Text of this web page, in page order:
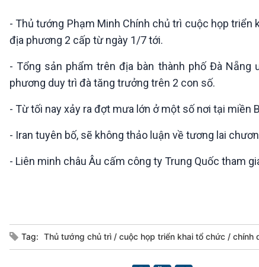
- Thủ tướng Phạm Minh Chính chủ trì cuộc họp
địa phương 2 cấp từ ngày 1/7 tới.
- Tổng sản phẩm trên địa bàn thành phố Đà
phương duy trì đà tăng trưởng trên 2 con số.
- Từ tối nay xảy ra đợt mưa lớn ở một số nơi tại miền
- Iran tuyên bố, sẽ không thảo luận về tương lai
- Liên minh châu Âu cấm công ty Trung Quốc tham
Tag: Thủ tướng chủ trì cuộc họp triển khai tổ chức chính